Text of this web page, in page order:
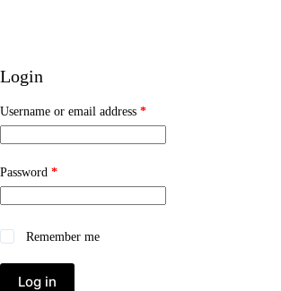
Login
Username or email address *Required
Password *Required
Remember me
Log in